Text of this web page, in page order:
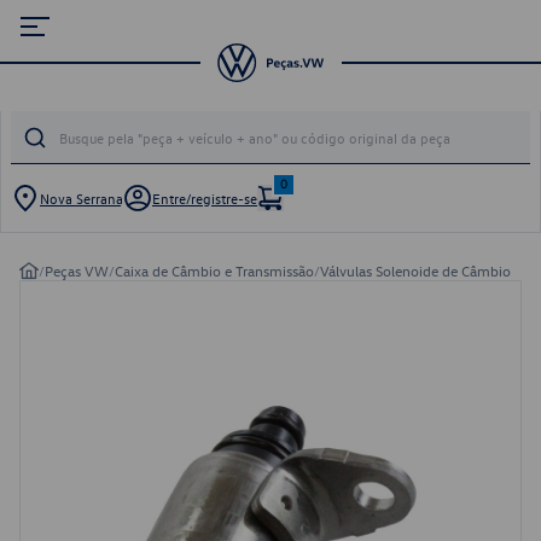
Nova Serrana Entre/registre-se
0
/Peças VW/Caixa de Câmbio e Transmissão/Válvulas Solenoide de Câmbio